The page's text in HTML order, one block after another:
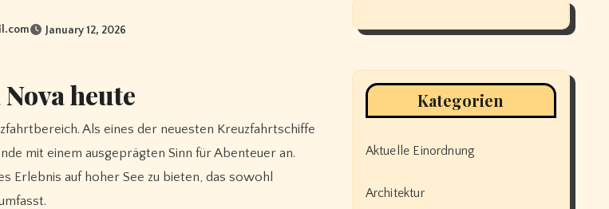
January 12, 2026
heute
Als eines der neuesten Kreuzfahrtschiffe
mit einem ausgeprägten Sinn für Abenteuer an.
Erlebnis auf hoher See zu bieten, das sowohl
Kategorien
Aktuelle Einordnung
Architektur